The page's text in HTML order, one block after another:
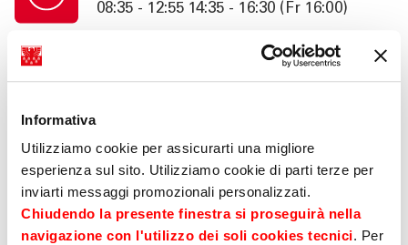
Informativa
Utilizziamo cookie per assicurarti una migliore
esperienza sul sito. Utilizziamo cookie di parti terze per
inviarti messaggi promozionali personalizzati.
Chiudendo la presente finestra si proseguirà nella
navigazione con l'utilizzo dei soli cookies tecnici. Per
08:35 - 12:55 14:35 - 16:30 (Fr 16:00)
Kassenschalterzeiten:
Montag - Freitag
Information:
Beratung nach Termin bis 18:30 (Fr
16:00). SB. 24h